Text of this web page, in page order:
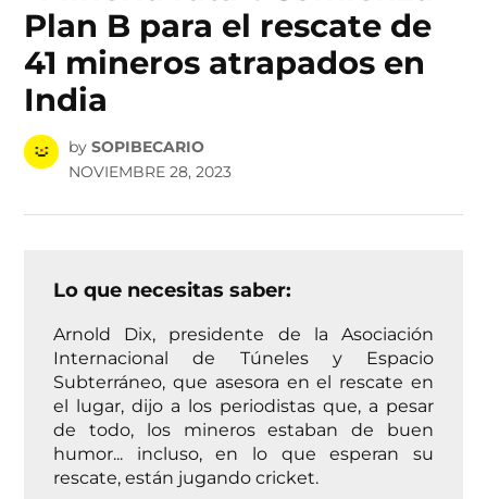
Plan B para el rescate de
41 mineros atrapados en
India
by SOPIBECARIO
NOVIEMBRE 28, 2023
Lo que necesitas saber:
Arnold Dix, presidente de la Asociación
Internacional de Túneles y Espacio
Subterráneo, que asesora en el rescate en
el lugar, dijo a los periodistas que, a pesar
de todo, los mineros estaban de buen
humor... incluso, en lo que esperan su
rescate, están jugando cricket.